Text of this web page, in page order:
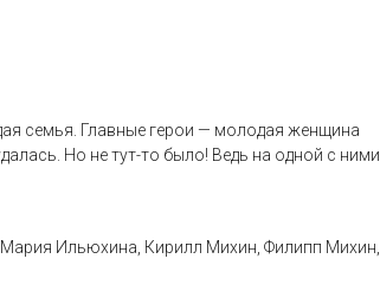
семья. Главные герои — молодая женщина
Но не тут-то было! Ведь на одной с ними
Ильюхина, Кирилл Михин, Филипп Михин,